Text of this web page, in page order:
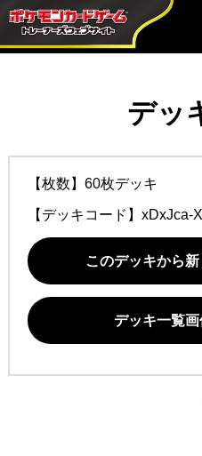
デッ
【枚数】60枚デッキ
【デッキコード】 xDxJca-
このデッキから
デッキ一覧